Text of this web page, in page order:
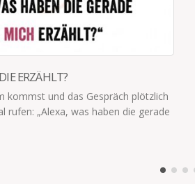
ERZÄHLT?
kommst und das Gespräch plötzlich
rufen: „Alexa, was haben die gerade